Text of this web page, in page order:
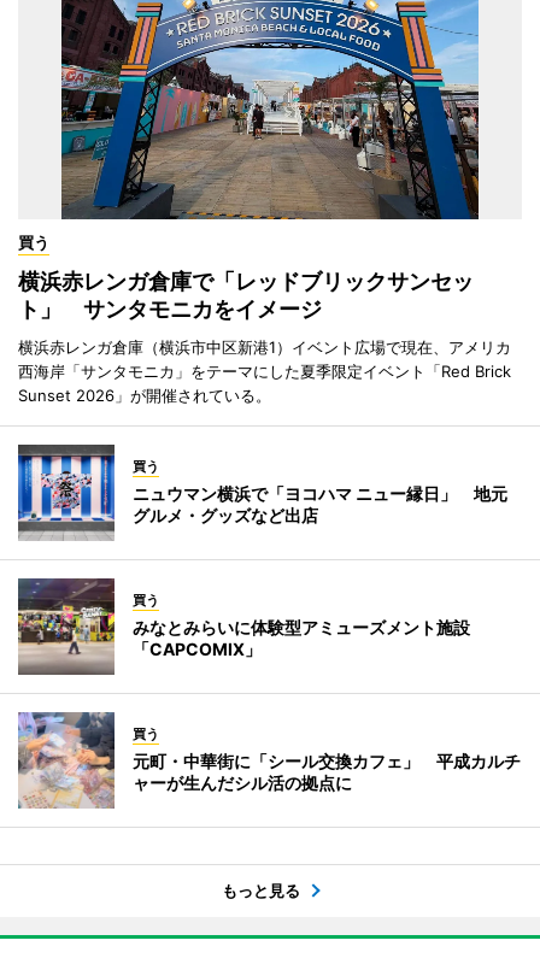
買う
横浜赤レンガ倉庫で「レッドブリックサンセッ
ト」 サンタモニカをイメージ
横浜赤レンガ倉庫（横浜市中区新港1）イベント広場で現在、アメリカ
西海岸「サンタモニカ」をテーマにした夏季限定イベント「Red Brick
Sunset 2026」が開催されている。
買う
ニュウマン横浜で「ヨコハマ ニュー縁日」 地元
グルメ・グッズなど出店
買う
みなとみらいに体験型アミューズメント施設
「CAPCOMIX」
買う
元町・中華街に「シール交換カフェ」 平成カルチ
ャーが生んだシル活の拠点に
もっと見る